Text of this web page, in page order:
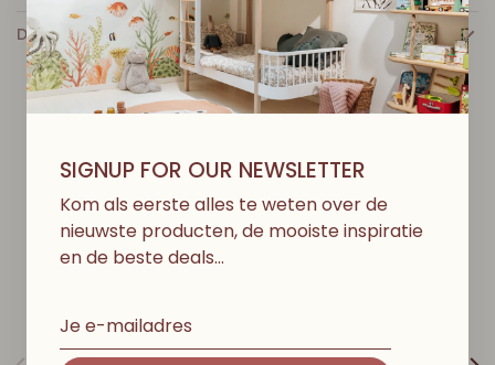
DETAILS
TVINDJE MISSCHIENOO
SIGNUP FOR OUR NEWSLETTER
Kom als eerste alles te weten over de
nieuwste producten, de mooiste inspiratie
en de beste deals…